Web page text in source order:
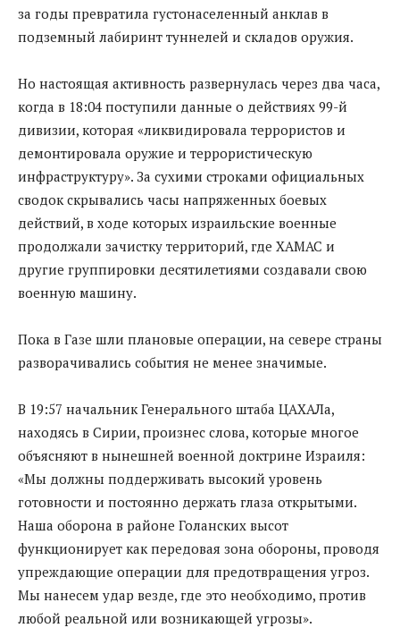
за годы превратила густонаселенный анклав в
подземный лабиринт туннелей и складов оружия.
Но настоящая активность развернулась через два часа,
когда в 18:04 поступили данные о действиях 99-й
дивизии, которая «ликвидировала террористов и
демонтировала оружие и террористическую
инфраструктуру». За сухими строками официальных
сводок скрывались часы напряженных боевых
действий, в ходе которых израильские военные
продолжали зачистку территорий, где ХАМАС и
другие группировки десятилетиями создавали свою
военную машину.
Пока в Газе шли плановые операции, на севере страны
разворачивались события не менее значимые.
В 19:57 начальник Генерального штаба ЦАХАЛа,
находясь в Сирии, произнес слова, которые многое
объясняют в нынешней военной доктрине Израиля:
«Мы должны поддерживать высокий уровень
готовности и постоянно держать глаза открытыми.
Наша оборона в районе Голанских высот
функционирует как передовая зона обороны, проводя
упреждающие операции для предотвращения угроз.
Мы нанесем удар везде, где это необходимо, против
любой реальной или возникающей угрозы».